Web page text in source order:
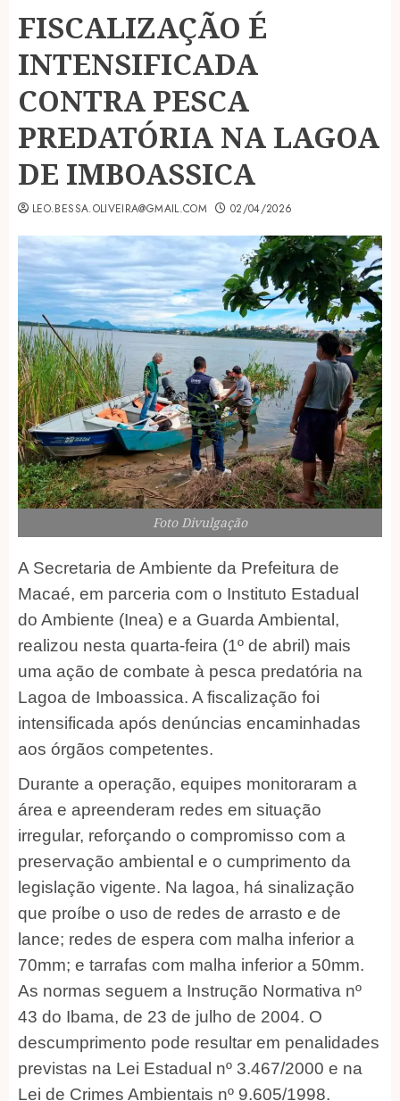
FISCALIZAÇÃO É
INTENSIFICADA
CONTRA PESCA
PREDATÓRIA NA LAGOA
DE IMBOASSICA
LEO.BESSA.OLIVEIRA@GMAIL.COM 02/04/2026
Foto Divulgação
A Secretaria de Ambiente da Prefeitura de
Macaé, em parceria com o Instituto Estadual
do Ambiente (Inea) e a Guarda Ambiental,
realizou nesta quarta-feira (1º de abril) mais
uma ação de combate à pesca predatória na
Lagoa de Imboassica. A fiscalização foi
intensificada após denúncias encaminhadas
aos órgãos competentes.
Durante a operação, equipes monitoraram a
área e apreenderam redes em situação
irregular, reforçando o compromisso com a
preservação ambiental e o cumprimento da
legislação vigente. Na lagoa, há sinalização
que proíbe o uso de redes de arrasto e de
lance; redes de espera com malha inferior a
70mm; e tarrafas com malha inferior a 50mm.
As normas seguem a Instrução Normativa nº
43 do Ibama, de 23 de julho de 2004. O
descumprimento pode resultar em penalidades
previstas na Lei Estadual nº 3.467/2000 e na
Lei de Crimes Ambientais nº 9.605/1998.